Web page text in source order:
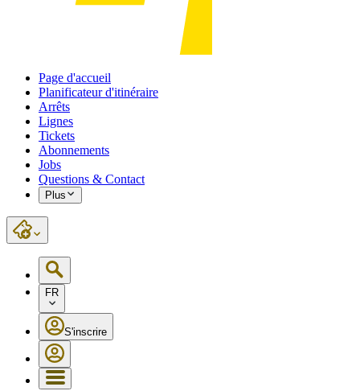
Page d'accueil
Planificateur d'itinéraire
Arrêts
Lignes
Tickets
Abonnements
Jobs
Questions & Contact
Plus
FR
S'inscrire